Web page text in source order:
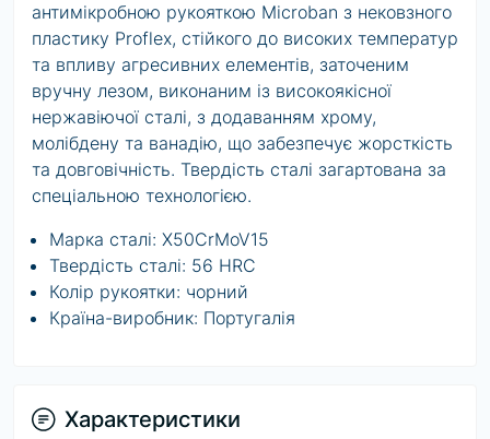
антимікробною рукояткою Microban з нековзного
пластику Proflex, стійкого до високих температур
та впливу агресивних елементів, заточеним
вручну лезом, виконаним із високоякісної
нержавіючої сталі, з додаванням хрому,
молібдену та ванадію, що забезпечує жорсткість
та довговічність. Твердість сталі загартована за
спеціальною технологією.
Марка сталі: X50CrMoV15
Твердість сталі: 56 HRC
Колір рукоятки: чорний
Країна-виробник: Португалія
Характеристики